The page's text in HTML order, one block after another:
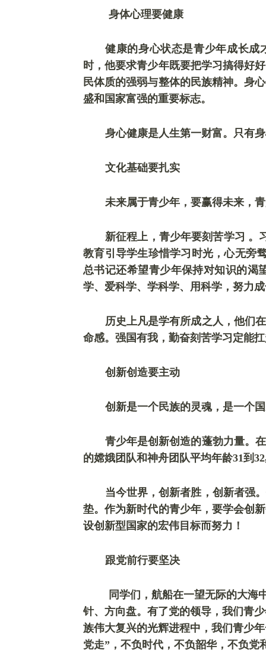
身体心理要健康
健康的身心状态是青少年成长成
时，他要求青少年既要把学习搞得好
民体质的强弱与整体的民族精神。身
盛和国家富强的重要标志。
身心健康是人生第一财富。只有
文化基础要扎实
未来属于青少年，要赢得未来，
新征程上，青少年要刻苦学习 。
教育引导学生珍惜学习时光，心无旁
总书记还希望青少年保持对知识的渴
学、爱科学、学科学、用科学，努力
历史上凡是学有所成之人，他们
命感。强国有我，勤奋刻苦学习定能
创新创造要主动
创新是一个民族的灵魂，是一个
青少年是创新创造的蓬勃力量。
的嫦娥团队和神舟团队平均年龄31到
当今世界，创新者胜，创新者强
垫。作为新时代的青少年，要学会创
设创新型国家的宏伟目标而努力！
跟党前行要坚决
同学们， 航船在一望无际的大海
针、方向盘。有了党的领导，我们青
族伟大复兴的光辉进程中，我们青少
党走”，不负时代，不负韶华，不负